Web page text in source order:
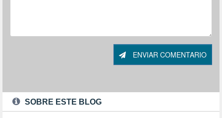
ENVIAR COMENTARIO
SOBRE ESTE BLOG